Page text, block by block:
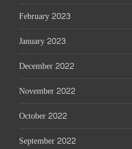
February 2023
January 2023
December 2022
November 2022
October 2022
September 2022